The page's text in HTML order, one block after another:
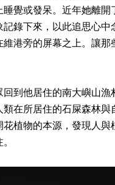
覺或發呆。近年她離
錄下來，以此追思心
港旁的屏幕之上。讓那
到他居住的南大嶼山
在所居住的石屎森林與
植物的本源，發現人